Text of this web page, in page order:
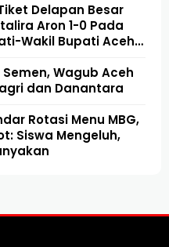
Delapan Besar
Aron 1-0 Pada
Wakil Bupati Aceh
Wagub Aceh
dan Danantara
Rotasi Menu MBG,
Siswa Mengeluh,